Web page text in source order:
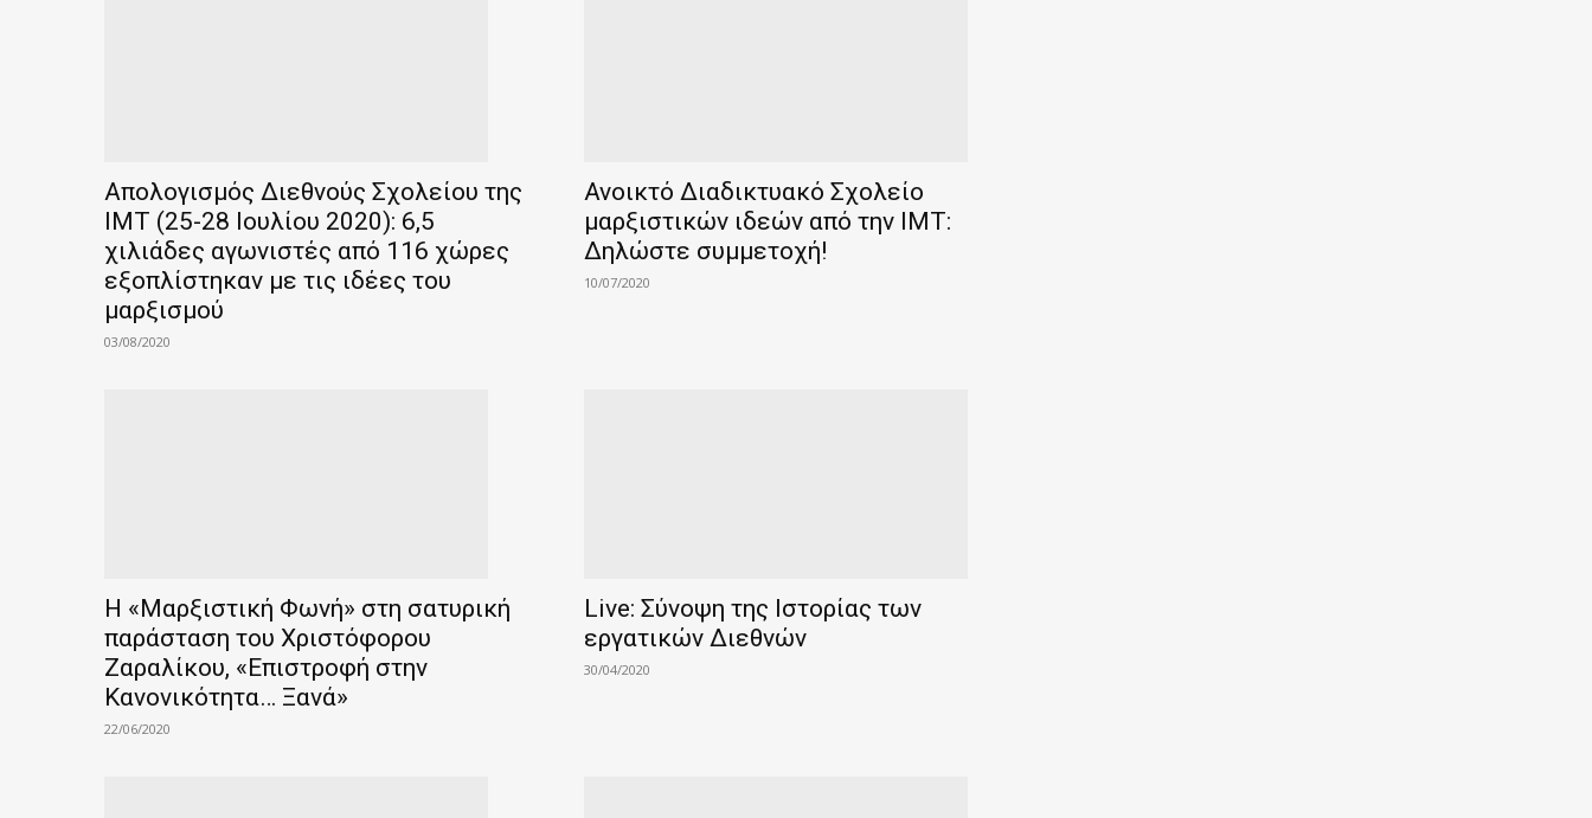
Απολογισμός Διεθνούς Σχολείου της
IMT (25-28 Ιουλίου 2020): 6,5
χιλιάδες αγωνιστές από 116 χώρες
εξοπλίστηκαν με τις ιδέες του
μαρξισμού
03/08/2020
Ανοικτό Διαδικτυακό Σχολείο
μαρξιστικών ιδεών από την IMT:
Δηλώστε συμμετοχή!
10/07/2020
Η «Μαρξιστική Φωνή» στη σατυρική
παράσταση του Χριστόφορου
Ζαραλίκου, «Επιστροφή στην
Κανονικότητα… Ξανά»
22/06/2020
Live: Σύνοψη της Ιστορίας των
εργατικών Διεθνών
30/04/2020